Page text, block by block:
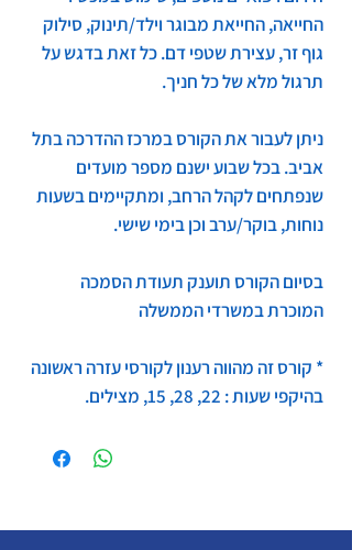
החייאה, החייאת מבוגר וילד/תינוק, סילוק
גוף זר, עצירת שטפי דם. כל זאת בדגש על
תרגול מלא של כל חניך.
ניתן לעבור את הקורס במרכז ההדרכה בתל
אביב. בכל שבוע ישנם מספר מועדים
שנפתחים לקהל הרחב, ומתקיימים בשעות
נוחות, בוקר/ערב וכן בימי שישי.
בסיום הקורס תוענק תעודת הסמכה
המוכרת במשרדי הממשלה
* קורס זה מהווה רענון לקורסי עזרה ראשונה
בהיקפי שעות : 22, 28, 15, מצילים.